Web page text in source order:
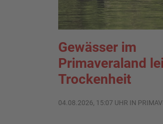
Gewässer im
Primaveraland
Trockenheit
04.08.2026, 15:07 UHR IN